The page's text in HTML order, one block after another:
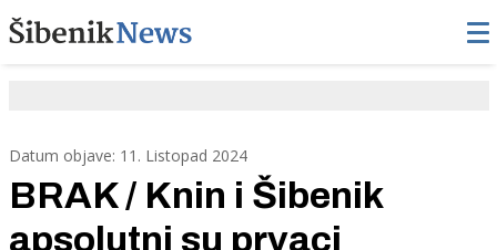
Datum objave: 11. Listopad 2024
BRAK / Knin i Šibenik
apsolutni su prvaci